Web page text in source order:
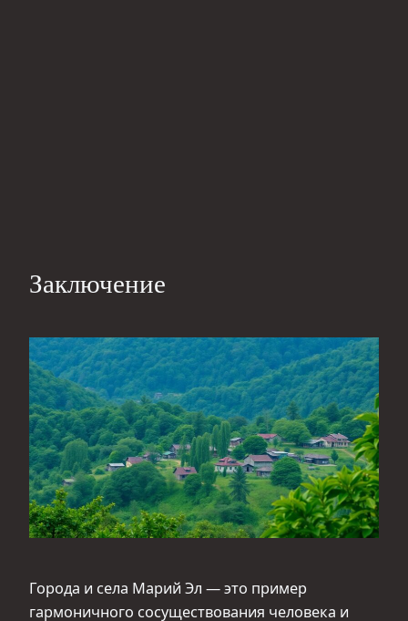
Заключение
Города и села Марий Эл — это пример
гармоничного сосуществования человека и